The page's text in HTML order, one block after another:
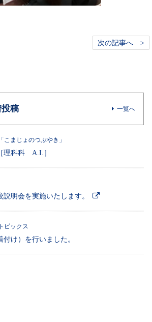
次の記事へ >
稿 一覧へ
まじょのつぶやき」
理科科 A.I.］
明会を実施いたします。
ピックス
け）を行いました。